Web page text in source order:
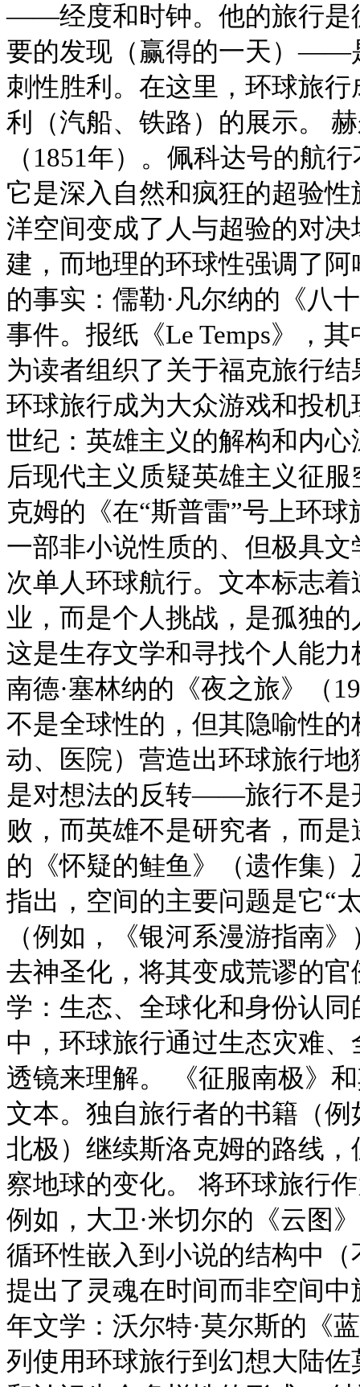
——经度和时钟。他的旅行是
要的发现（赢得的一天）——
刺性胜利。在这里，环球旅
利（汽船、铁路）的展示。
（1851年）。佩科达号的航
它是深入自然和疯狂的超验
洋空间变成了人与超验的对
建，而地理的环球性强调了
的事实：儒勒·凡尔纳的《八
事件。报纸《Le Temps》，
为读者组织了关于福克旅行
环球旅行成为大众游戏和投
世纪：英雄主义的解构和内
后现代主义质疑英雄主义征
克姆的《在“斯普雷”号上环
一部非小说性质的、但极具
次单人环球航行。文本标志
业，而是个人挑战，是孤独
这是生存文学和寻找个人能
南德·塞林纳的《夜之旅》（
不是全球性的，但其隐喻性
动、医院）营造出环球旅行
是对想法的反转——旅行不是
败，而英雄不是研究者，而
的《怀疑的鲑鱼》（遗作集
指出，空间的主要问题是它“
（例如，《银河系漫游指南
去神圣化，将其变成荒谬的
学：生态、全球化和身份认
中，环球旅行通过生态灾难
透镜来理解。 《征服南极》
文本。独自旅行者的书籍（
北极）继续斯洛克姆的路线
察地球的变化。 将环球旅行
例如，大卫·米切尔的《云图
循环性嵌入到小说的结构中
提出了灵魂在时间而非空间
年文学：沃尔特·莫尔斯的《
列使用环球旅行到幻想大陆